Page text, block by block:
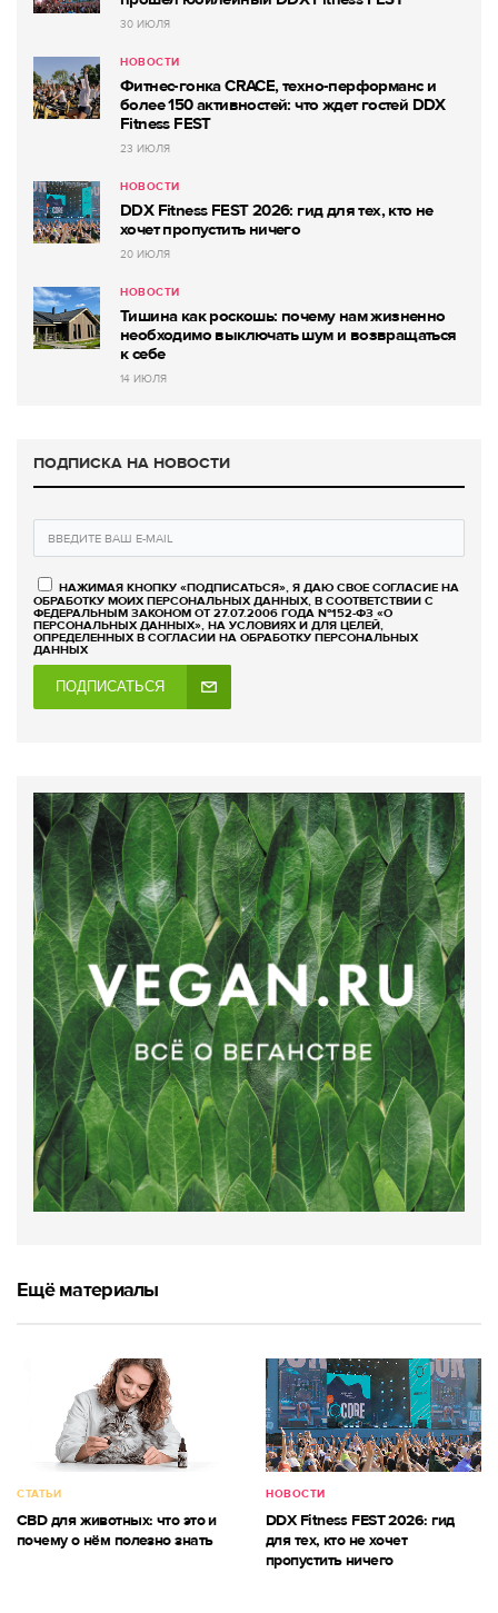
30 ИЮЛЯ
НОВОСТИ
Фитнес-гонка CRACE, техно-перформанс и
более 150 активностей: что ждет гостей DDX
Fitness FEST
23 ИЮЛЯ
НОВОСТИ
DDX Fitness FEST 2026: гид для тех, кто не
хочет пропустить ничего
20 ИЮЛЯ
НОВОСТИ
Тишина как роскошь: почему нам жизненно
необходимо выключать шум и возвращаться
к себе
14 ИЮЛЯ
ПОДПИСКА НА НОВОСТИ
НАЖИМАЯ КНОПКУ «ПОДПИСАТЬСЯ», Я ДАЮ СВОЕ СОГЛАСИЕ НА
ОБРАБОТКУ МОИХ ПЕРСОНАЛЬНЫХ ДАННЫХ, В СООТВЕТСТВИИ С
ФЕДЕРАЛЬНЫМ ЗАКОНОМ ОТ 27.07.2006 ГОДА №152-ФЗ «О
ПЕРСОНАЛЬНЫХ ДАННЫХ», НА УСЛОВИЯХ И ДЛЯ ЦЕЛЕЙ,
ОПРЕДЕЛЕННЫХ В СОГЛАСИИ НА ОБРАБОТКУ ПЕРСОНАЛЬНЫХ
ДАННЫХ
ПОДПИСАТЬСЯ
Ещё материалы
СТАТЬИ
CBD для животных: что это и
почему о нём полезно знать
НОВОСТИ
DDX Fitness FEST 2026: гид
для тех, кто не хочет
пропустить ничего